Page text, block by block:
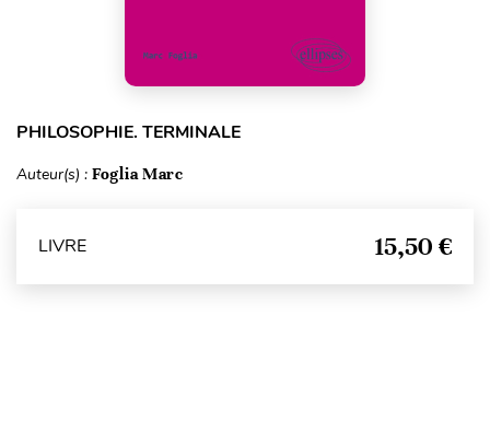
PHILOSOPHIE. TERMINALE
Auteur(s) : Foglia Marc
LIVRE 15,50 €